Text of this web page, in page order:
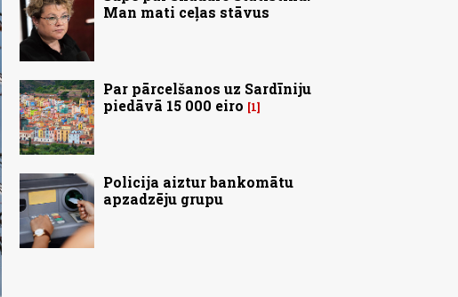
Man mati ceļas stāvus
Par pārcelšanos uz Sardīniju
piedāvā 15 000 eiro
1
Policija aiztur bankomātu
apzadzēju grupu